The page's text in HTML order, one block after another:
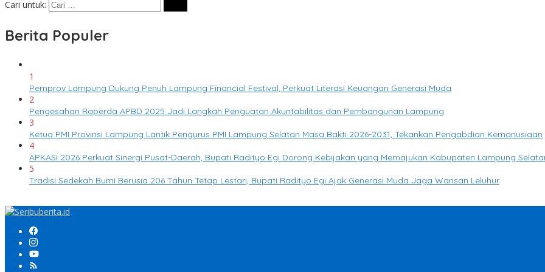
Cari untuk:
Berita Populer
1
Pemprov Lampung Dukung Penuh Lampung Financial Festival, Perkuat Literasi Keuangan Generasi Muda
2
Pengesahan Raperda APBD 2025 Jadi Langkah Penguatan Akuntabilitas dan Pembangunan Lampung
3
Ketua PMI Provinsi Lampung Lantik Pengurus PMI Lampung Selatan Masa Bakti 2026-2031, Tekankan Pengabdian Kemanusiaan
4
APKASI 2026 Perkuat Sinergi Pusat-Daerah, Bupati Radityo Egi Dorong Kebijakan yang Memajukan Kabupaten Lampung
5
Tradisi Sedekah Bumi Berusia 206 Tahun Tetap Lestari, Bupati Radityo Egi Ajak Generasi Muda Jaga Warisan Leluhur